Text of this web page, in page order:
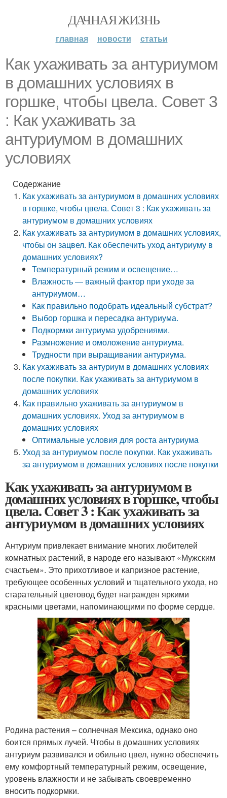
ДАЧНАЯ ЖИЗНЬ
главная новости статьи
Как ухаживать за антуриумом
в домашних условиях в
горшке, чтобы цвела. Совет 3
: Как ухаживать за
антуриумом в домашних
условиях
Содержание
Как ухаживать за антуриумом в домашних условиях
в горшке, чтобы цвела. Совет 3 : Как ухаживать за
антуриумом в домашних условиях
Как ухаживать за антуриумом в домашних условиях,
чтобы он зацвел. Как обеспечить уход антуриуму в
домашних условиях?
Температурный режим и освещение…
Влажность — важный фактор при уходе за
антуриумом…
Как правильно подобрать идеальный субстрат?
Выбор горшка и пересадка антуриума.
Подкормки антуриума удобрениями.
Размножение и омоложение антуриума.
Трудности при выращивании антуриума.
Как ухаживать за антуриум в домашних условиях
после покупки. Как ухаживать за антуриумом в
домашних условиях
Как правильно ухаживать за антуриумом в
домашних условиях. Уход за антуриумом в
домашних условиях
Оптимальные условия для роста антуриума
Уход за антуриумом после покупки. Как ухаживать
за антуриумом в домашних условиях после покупки
Как ухаживать за антуриумом в
домашних условиях в горшке, чтобы
цвела. Совет 3 : Как ухаживать за
антуриумом в домашних условиях
Антуриум привлекает внимание многих любителей
комнатных растений, в народе его называют «Мужским
счастьем». Это прихотливое и капризное растение,
требующее особенных условий и тщательного ухода, но
старательный цветовод будет награжден яркими
красными цветами, напоминающими по форме сердце.
Родина растения – солнечная Мексика, однако оно
боится прямых лучей. Чтобы в домашних условиях
антуриум развивался и обильно цвел, нужно обеспечить
ему комфортный температурный режим, освещение,
уровень влажности и не забывать своевременно
вносить подкормки.